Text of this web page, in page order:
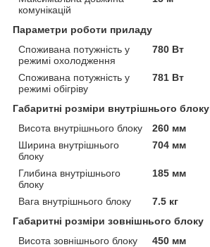
комунікацій
Параметри роботи приладу
Споживана потужність у
режимі охолодження
780 Вт
Споживана потужність у
режимі обігріву
781 Вт
Габаритні розміри внутрішнього блоку
Висота внутрішнього блоку
260 мм
Ширина внутрішнього
блоку
704 мм
Глибина внутрішнього
блоку
185 мм
Вага внутрішнього блоку
7.5 кг
Габаритні розміри зовнішнього блоку
Висота зовнішнього блоку
450 мм